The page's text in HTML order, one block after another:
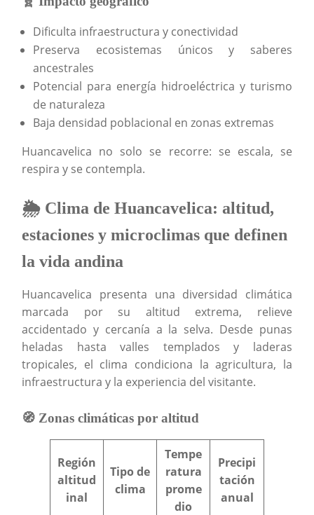
Dificulta infraestructura y conectividad
Preserva ecosistemas únicos y saberes
ancestrales
Potencial para energía hidroeléctrica y turismo
de naturaleza
Baja densidad poblacional en zonas extremas
Huancavelica no solo se recorre: se escala, se
respira y se contempla.
🌦️ Clima de Huancavelica: altitud,
estaciones y microclimas que definen
la vida andina
Huancavelica presenta una diversidad climática
marcada por su altitud extrema, relieve
accidentado y cercanía a la selva. Desde punas
heladas hasta valles templados y laderas
tropicales, el clima condiciona la agricultura, la
infraestructura y la experiencia del visitante.
🧭 Zonas climáticas por altitud
Región
altitud
inal
Tipo de
clima
Tempe
ratura
prome
dio
Precipi
tación
anual